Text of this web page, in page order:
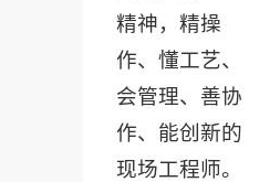
精神，精操
作、懂工艺、
会管理、善协
作、能创新的
现场工程师。